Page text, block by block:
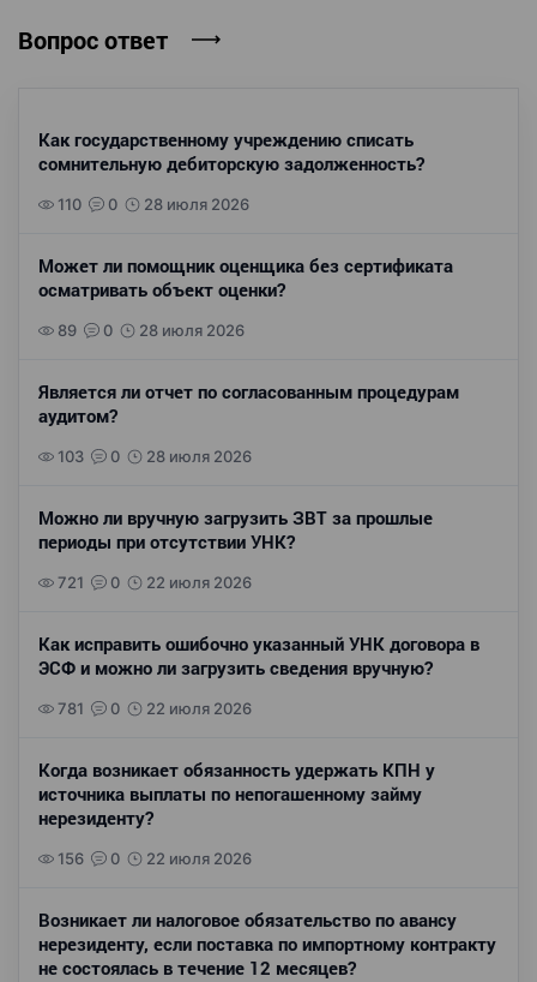
Вопрос ответ
Как государственному учреждению списать
сомнительную дебиторскую задолженность?
110 0 28 июля 2026
Может ли помощник оценщика без сертификата
осматривать объект оценки?
89 0 28 июля 2026
Является ли отчет по согласованным процедурам
аудитом?
103 0 28 июля 2026
Можно ли вручную загрузить ЗВТ за прошлые
периоды при отсутствии УНК?
721 0 22 июля 2026
Как исправить ошибочно указанный УНК договора в
ЭСФ и можно ли загрузить сведения вручную?
781 0 22 июля 2026
Когда возникает обязанность удержать КПН у
источника выплаты по непогашенному займу
нерезиденту?
156 0 22 июля 2026
Возникает ли налоговое обязательство по авансу
нерезиденту, если поставка по импортному контракту
не состоялась в течение 12 месяцев?